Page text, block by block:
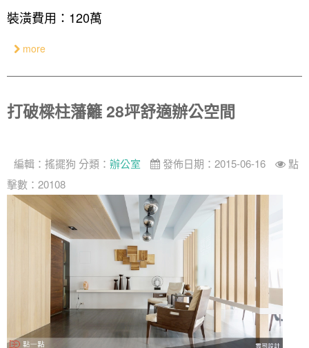
裝潢費用：120萬
more
打破樑柱藩籬 28坪舒適辦公空間
編輯： 搖擺狗 分類： 辦公室 發佈日期：2015-06-16
點
擊數：20108